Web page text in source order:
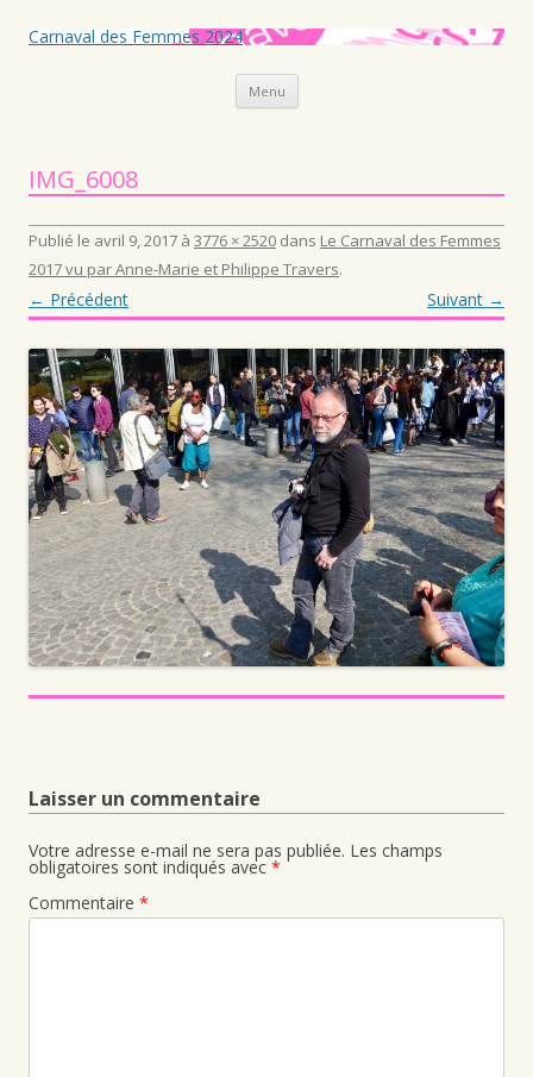
Carnaval des Femmes 2024
Menu Aller au contenu principal
IMG_6008
Publié le avril 9, 2017 à 3776 × 2520 dans Le Carnaval des Femmes
2017 vu par Anne-Marie et Philippe Travers.
← Précédent Suivant →
Laisser un commentaire
Votre adresse e-mail ne sera pas publiée. Les champs
obligatoires sont indiqués avec *
Commentaire *